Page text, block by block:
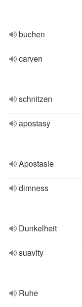
buchen
carven
schnitzen
apostasy
Apostasie
dimness
Dunkelheit
suavity
Ruhe